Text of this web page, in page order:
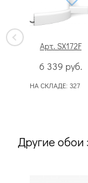
Арт. SX172F
6 339 руб.
НА СКЛАДЕ: 327
Другие обои